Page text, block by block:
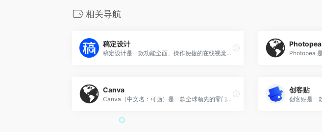
相关导航
稿定设计
稿定设计‌是一款功能全面、操作便捷的‌在线视觉设计平台‌，主打“‌零门槛、高效率、多场景‌”设计体验，广泛服务于电商运营、自媒体创作者、企业宣传及个人用户，帮助非专业用户也能快速制作出高质量的海报、PPT、视频、H5页面等视觉内容 。
Photopea
Canva
Canva‌（中文名：可画）是一款全球领先的‌零门槛在线视觉设计平台‌，无论你是设计小白还是专业创作者，都能通过它快速制作出高质量的海报、PPT、简历、社交媒体配图等各类视觉内容 。
创客贴